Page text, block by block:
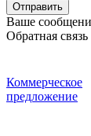
Отправить
Ваше
Обратная связь
Коммерческое
предложение